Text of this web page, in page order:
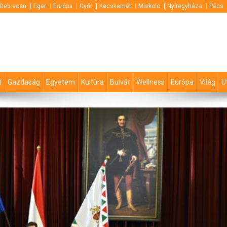
Debrecen Eger Európa Győr Kecskemét Miskolc Nyíregyháza Pécs
Gazdaság Egyetem Kultúra Bulvár Wellness Európa Világ